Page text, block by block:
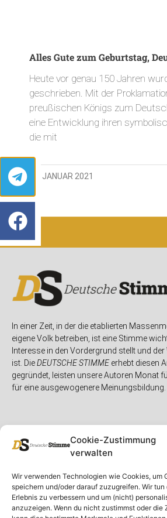
Cookie-Zustimmung
verwalten
Wir verwenden Technologien wie Cookies, um
speichern und/oder darauf zuzugreifen. Wir tun
Erlebnis zu verbessern und um (nicht)
anzuzeigen. Wenn du nicht zustimmst oder die
Alles Gute zum Geburtstag,
Heute vor genau 150 Jahren
geschrieben. Mit der
preußischen Königs zum
eine Entwicklung ihren
die mit
18. JANUAR 2021
In einer Zeit, in der die etablierten
eigene Volk betreiben, ist eine Stimme
Interesse in den Vordergrund stellt und
ist. DieDEUTSCHE STIMMEerhebt diesen
gegründet, leisten unsere Autoren Monat
für eine ausgewogenere Meinungsbildung.
Unser Magazin
Spenden
Ausgaben
Rubriken
Deutschland
Ausland